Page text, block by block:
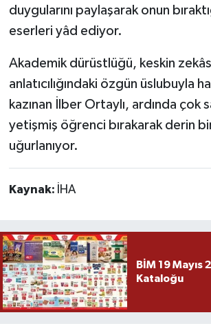
duygularını paylaşarak onun
eserleri yâd ediyor.
Akademik dürüstlüğü, keskin
anlatıcılığındaki özgün üslubuyla
kazınan İlber Ortaylı, ardında çok
yetişmiş öğrenci bırakarak derin
uğurlanıyor.
Kaynak: İHA
BİM 19 Mayıs
Kataloğu